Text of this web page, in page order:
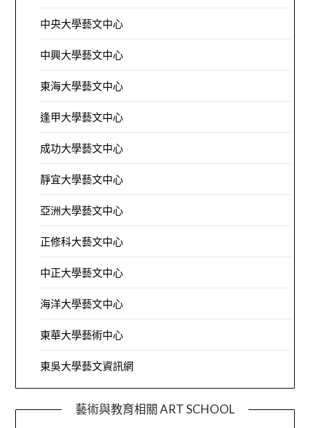
中央大學藝文中心
中興大學藝文中心
東海大學藝文中心
逢甲大學藝文中心
成功大學藝文中心
靜宜大學藝文中心
亞洲大學藝文中心
正修科大藝文中心
中正大學藝文中心
海洋大學藝文中心
東華大學藝術中心
東吳大學藝文資訊網
藝術與教育相關 ART SCHOOL